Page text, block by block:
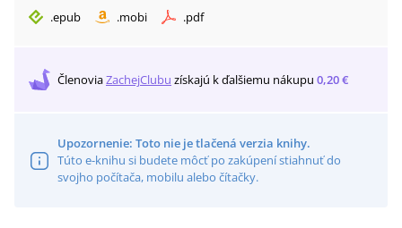
.epub .mobi .pdf
ČlenoviaZachejClubu získajú k ďalšiemu nákupu 0,20 €
Upozornenie: Toto nie je tlačená verzia knihy.
Túto e-knihu si budete môcť po zakúpení stiahnuť do
svojho počítača, mobilu alebo čítačky.